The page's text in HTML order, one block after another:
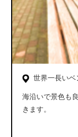
世界一長いベ
海沿いで景色も
きます。